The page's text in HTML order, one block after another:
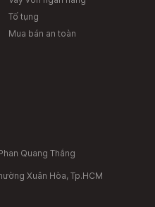
Tố tụng
Mua bán an toàn
Quang Thắng
Xuân Hòa, Tp.HCM